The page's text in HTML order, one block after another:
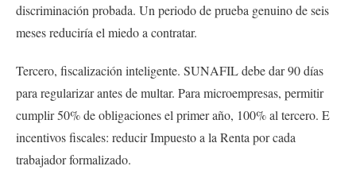
discriminación probada. Un periodo de prueba genuino de seis
meses reduciría el miedo a contratar.
Tercero, fiscalización inteligente. SUNAFIL debe dar 90 días
para regularizar antes de multar. Para microempresas, permitir
cumplir 50% de obligaciones el primer año, 100% al tercero. E
incentivos fiscales: reducir Impuesto a la Renta por cada
trabajador formalizado.